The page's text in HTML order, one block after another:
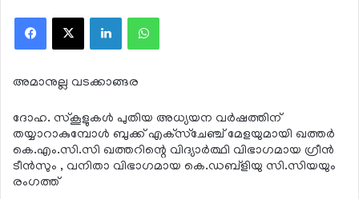
Facebook
X LinkedInWhatsApp
അമാനുല്ല വടക്കാങ്ങര
ദോഹ. സ്‌കൂളുകള്‍ പുതിയ അധ്യയന വര്‍ഷത്തിന്
തയ്യാറാകുമ്പോള്‍ ബുക്ക് എക്‌സ്‌ചേഞ്ച് മേളയുമായി ഖത്തര്‍
കെ.എം.സി.സി ഖത്തറിന്റെ വിദ്യാര്‍ത്ഥി വിഭാഗമായ ഗ്രീന്‍
ടീന്‍സും , വനിതാ വിഭാഗമായ കെ.ഡബ്‌ളിയു സി.സിയയും
രംഗത്ത്